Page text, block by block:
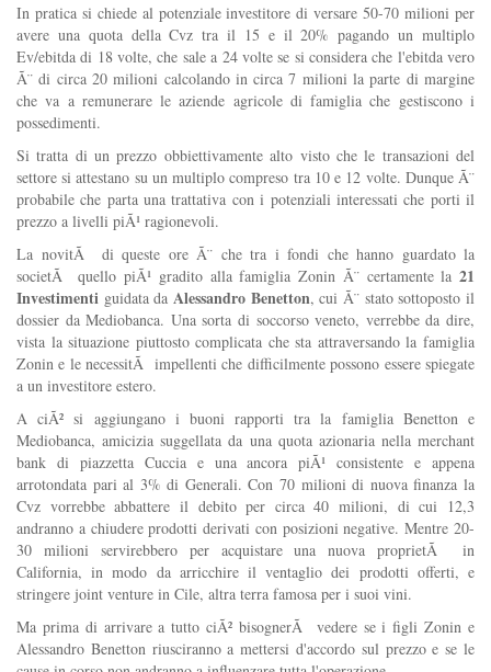
In pratica si chiede al potenziale investitore di versare 50-70 milioni per
avere una quota della Cvz tra il 15 e il 20% pagando un multiplo
Ev/ebitda di 18 volte, che sale a 24 volte se si considera che l'ebitda vero
Ã¨ di circa 20 milioni calcolando in circa 7 milioni la parte di margine
che va a remunerare le aziende agricole di famiglia che gestiscono i
possedimenti.
Si tratta di un prezzo obbiettivamente alto visto che le transazioni del
settore si attestano su un multiplo compreso tra 10 e 12 volte. Dunque Ã¨
probabile che parta una trattativa con i potenziali interessati che porti il
prezzo a livelli piÃ¹ ragionevoli.
La novitÃ di queste ore Ã¨ che tra i fondi che hanno guardato la
societÃ quello piÃ¹ gradito alla famiglia Zonin Ã¨ certamente la 21
Investimenti guidata da Alessandro Benetton, cui Ã¨ stato sottoposto il
dossier da Mediobanca. Una sorta di soccorso veneto, verrebbe da dire,
vista la situazione piuttosto complicata che sta attraversando la famiglia
Zonin e le necessitÃ impellenti che difficilmente possono essere spiegate
a un investitore estero.
A ciÃ² si aggiungano i buoni rapporti tra la famiglia Benetton e
Mediobanca, amicizia suggellata da una quota azionaria nella merchant
bank di piazzetta Cuccia e una ancora piÃ¹ consistente e appena
arrotondata pari al 3% di Generali. Con 70 milioni di nuova finanza la
Cvz vorrebbe abbattere il debito per circa 40 milioni, di cui 12,3
andranno a chiudere prodotti derivati con posizioni negative. Mentre 20-
30 milioni servirebbero per acquistare una nuova proprietÃ in
California, in modo da arricchire il ventaglio dei prodotti offerti, e
stringere joint venture in Cile, altra terra famosa per i suoi vini.
Ma prima di arrivare a tutto ciÃ² bisognerÃ vedere se i figli Zonin e
Alessandro Benetton riusciranno a mettersi d'accordo sul prezzo e se le